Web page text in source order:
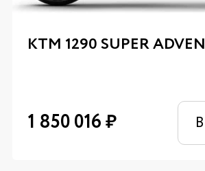
KTM 1290 SUPER
1 850 016₽